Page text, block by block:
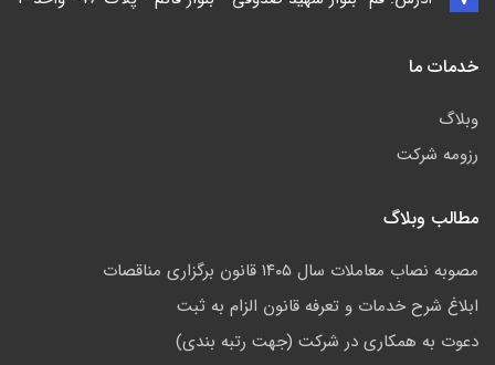
خدمات ما
وبلاگ
رزومه شرکت
مطالب وبلاگ
مصوبه نصاب معاملات سال ۱۴۰۵ قانون برگزاری مناقصات
ابلاغ شرح خدمات و تعرفه قانون الزام به ثبت
دعوت به همکاری در شرکت (جهت رتبه بندی)